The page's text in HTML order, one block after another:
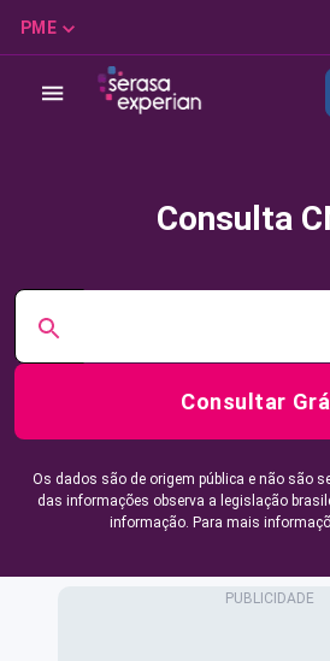
PME
Consulta
Consultar
Os dados são de origem pública e não são
das informações observa a legislação
informação. Para mais